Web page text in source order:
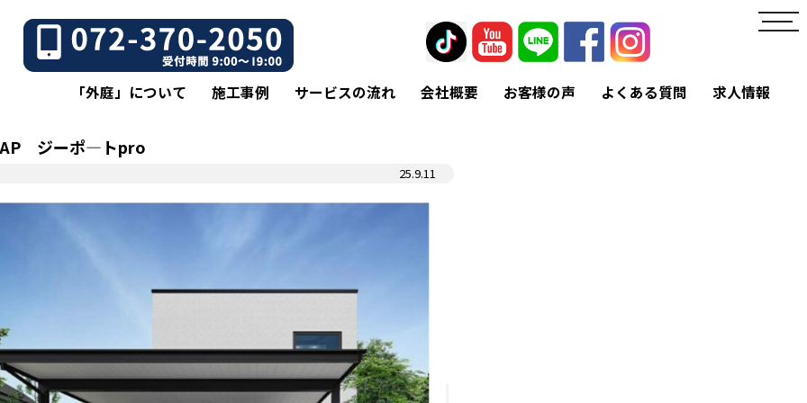
toggle
「外庭」について 施工事例 サービスの流れ 会社概要 お客様の声 よくある質問 求人情報
ジーポ―トpro
25.9.11